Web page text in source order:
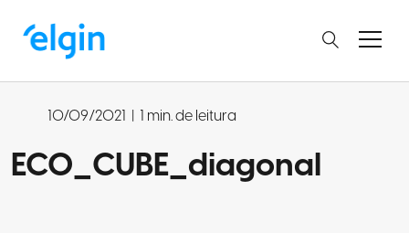
10/09/2021 | 1 min. de leitura
ECO_CUBE_diagonal